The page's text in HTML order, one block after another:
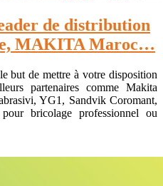
de distribu­tion
MAKITA Maroc…
but de mettre à votre disposition
partenaires comme Makita
YG1, Sandvik Coromant,
bricolage professionnel ou